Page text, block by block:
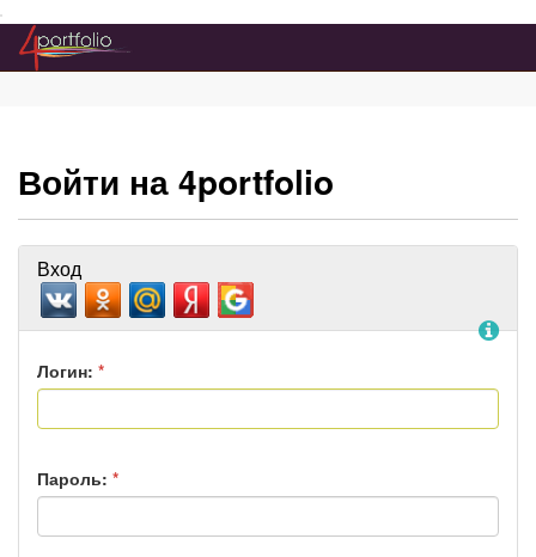
Преейти на главное меню
Войти на 4portfolio
Вход
Логин: *
Пароль: *